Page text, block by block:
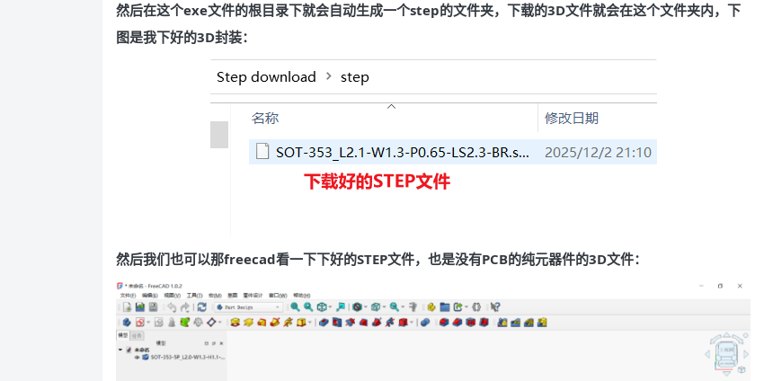
然后在这个exe文件的根目录下就会自动生成一个step的文件夹，下载的3D文件就会在这个文件夹内，下
图是我下好的3D封装：
然后我们也可以那freecad看一下下好的STEP文件，也是没有PCB的纯元器件的3D文件：